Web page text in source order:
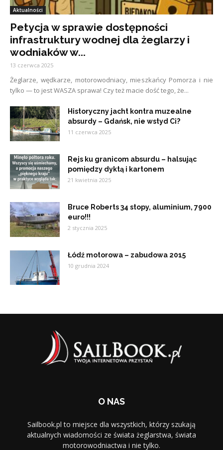
Aktualności
Petycja w sprawie dostępności
infrastruktury wodnej dla żeglarzy i
wodniaków w...
13 czerwca 2025
Żeglarze, wędkarze, motorowodniacy, mieszkańcy Pomorza i nie
tylko — to jest WASZA sprawa! Czy też macie dość tego, że...
Historyczny jacht kontra muzealne
absurdy – Gdańsk, nie wstyd Ci?
11 czerwca 2025
Rejs ku granicom absurdu – halsując
pomiędzy dyktą i kartonem
21 kwietnia 2025
Bruce Roberts 34 stopy, aluminium, 7900
euro!!!
2 stycznia 2025
Łódź motorowa – zabudowa 2015
10 grudnia 2024
O NAS
Sailbook.pl to miejsce dla wszystkich, którzy szukają
aktualnych wiadomości ze świata żeglarstwa, świata
motorowodniactwa i nie tylko.